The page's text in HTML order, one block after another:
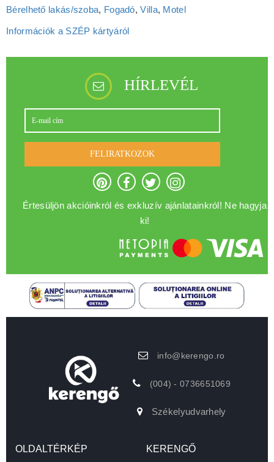
Bérelhető lakás/szoba, Fogadó,Villa, Motel
Információk a SZÉP kártyáról
HÍRLEVÉL
FELIRATKOZOK
Értesüljön akcióinkról és exkluzív ajánlatainkról! Ne hagyja
ki!
info@kerengo.ro
(004) - 0736651069
Székelyudvarhely
OLDALTÉRKÉP KERENGŐ